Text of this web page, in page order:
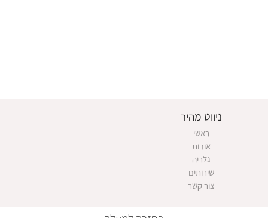
ניווט מהיר
ראשי
אודות
גלריה
שירותים
צור קשר